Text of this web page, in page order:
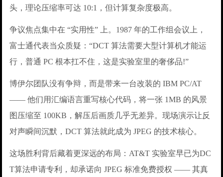
头，理论压缩率可达 10:1，但计算复杂度极高。
争议焦点集中在 “实用性” 上。1987 年的工作组会议上，
富士通代表当众质疑：“DCT 算法需要大型计算机才能运
行，普通 PC 根本扛不住，这是实验室里的奢侈品!”
博伊尔团队没有争辩，而是带来一台改装的 IBM PC/AT
—— 他们用汇编语言重写核心代码，将一张 1MB 的风景
图压缩至 100KB，解压后画质几乎无差异。现场演示让反
对声瞬间沉默，DCT 算法就此成为 JPEG 的技术核心。
这场胜利背后藏着更深远的布局：AT&T 实验室早已为DC
T算法申请专利，却承诺向 JPEG 标准免费授权 —— 其真